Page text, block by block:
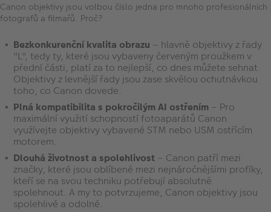
Canon objektivy jsou volbou číslo jedna pro mnoho profesionálních
fotografů a filmařů. Proč?
Bezkonkurenční kvalita obrazu – hlavně objektivy z řady
"L", tedy ty, které jsou vybaveny červeným proužkem v
přední části, platí za to nejlepší, co dnes můžete sehnat.
Objektivy z levnější řady jsou zase skvělou ochutnávkou
toho, co Canon dovede.
Plná kompatibilita s pokročilým AI ostřením – Pro
maximální využití schopností fotoaparátů Canon
využívejte objektivy vybavené STM nebo USM ostřícím
motorem.
Dlouhá životnost a spolehlivost – Canon patří mezi
značky, které jsou oblíbené mezi nejnáročnějšími profíky,
kteří se na svou techniku potřebují absolutně
spolehnout. A my to potvrzujeme, Canon objektivy jsou
spolehlivé a odolné.